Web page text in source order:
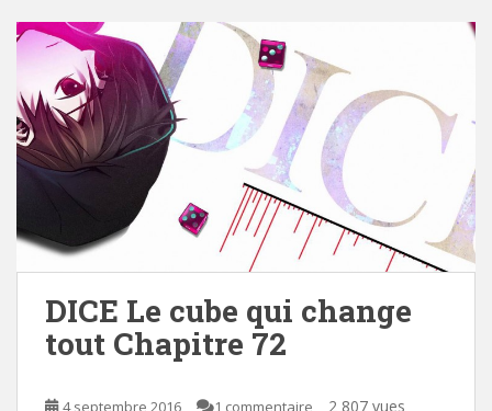
DICE Le cube qui change
tout Chapitre 72
4 septembre 2016 1 commentaire 2 807 vues